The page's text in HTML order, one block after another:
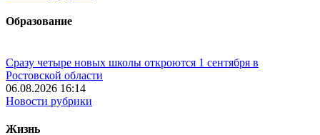
Образование
Сразу четыре новых школы откроются 1 сентября в
Ростовской области
06.08.2026 16:14
Новости рубрики
Жизнь